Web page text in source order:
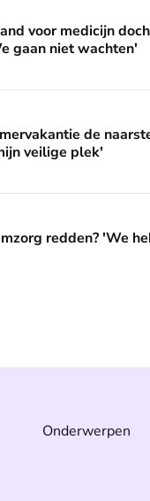
dochter Nellie
voor medicijn
gaan niet wachten'
naarste tijd van het
de
veilige plek'
hebben geen
redden? 'We
Onderwerpen